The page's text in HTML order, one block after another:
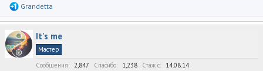
Р
а
к
ц
и
и
Grandetta
It's me
Мастер
Сообщения
2,847 Спасибо 1,238 Стаж c 14.08.14